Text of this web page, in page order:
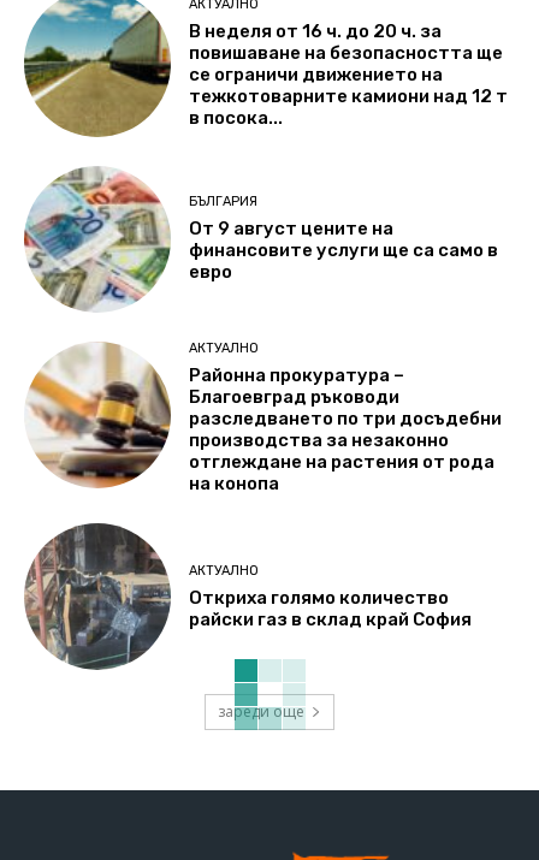
АКТУАЛНО
В неделя от 16 ч. до 20 ч. за
повишаване на безопасността ще
се ограничи движението на
тежкотоварните камиони над 12 т
в посока...
БЪЛГАРИЯ
От 9 август цените на
финансовите услуги ще са само в
евро
АКТУАЛНО
Районна прокуратура –
Благоевград ръководи
разследването по три досъдебни
производства за незаконно
отглеждане на растения от рода
на конопа
АКТУАЛНО
Откриха голямо количество
райски газ в склад край София
зареди още